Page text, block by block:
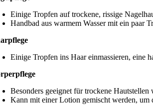
Einige Tropfen auf trockene, rissige
Handbad aus warmem Wasser mit ein paar
Einige Tropfen ins Haar einmassieren, eine
Besonders geeignet für trockene
Kann mit einer Lotion gemischt werden, um